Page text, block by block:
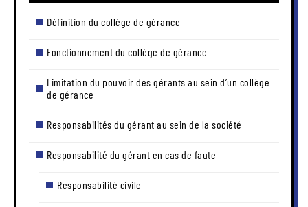
Définition du collège de gérance
Fonctionnement du collège de gérance
Limitation du pouvoir des gérants au sein d’un collège
de gérance
Responsabilités du gérant au sein de la société
Responsabilité du gérant en cas de faute
Responsabilité civile